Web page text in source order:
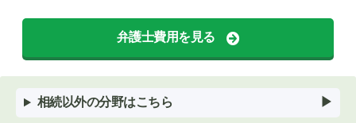
弁護士費用を見る
相続以外の分野はこちら